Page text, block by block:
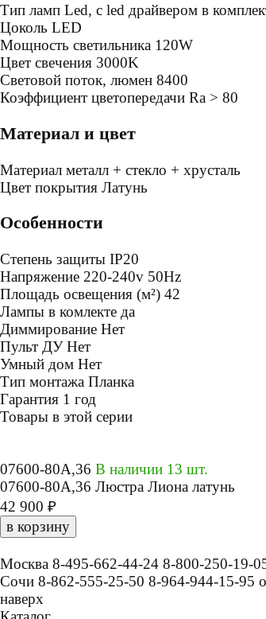
Тип ламп Led, с led драйвером в
Цоколь LED
Мощность светильника 120W
Цвет свечения 3000K
Световой поток, люмен 8400
Коэффициент цветопередачи Ra > 80
Материал и цвет
Mатериал металл + стекло + хрусталь
Цвет покрытия Латунь
Особенности
Степень защиты IP20
Напряжение 220-240v 50Hz
Площадь освещения (м²) 42
Лампы в комлекте да
Диммирование Нет
Пульт ДУНет
Умный дом Нет
Тип монтажа Планка
Гарантия 1 год
Товары в этой серии
07600-80A,36 В наличии 13 шт.
07600-80A,36 Люстра Лиона латунь
42 900 ₽
в корзину
Москва 8-495-662-44-24 8-800-250-19-
Сочи 8-862-555-25-50 8-964-944-15-95
наверх